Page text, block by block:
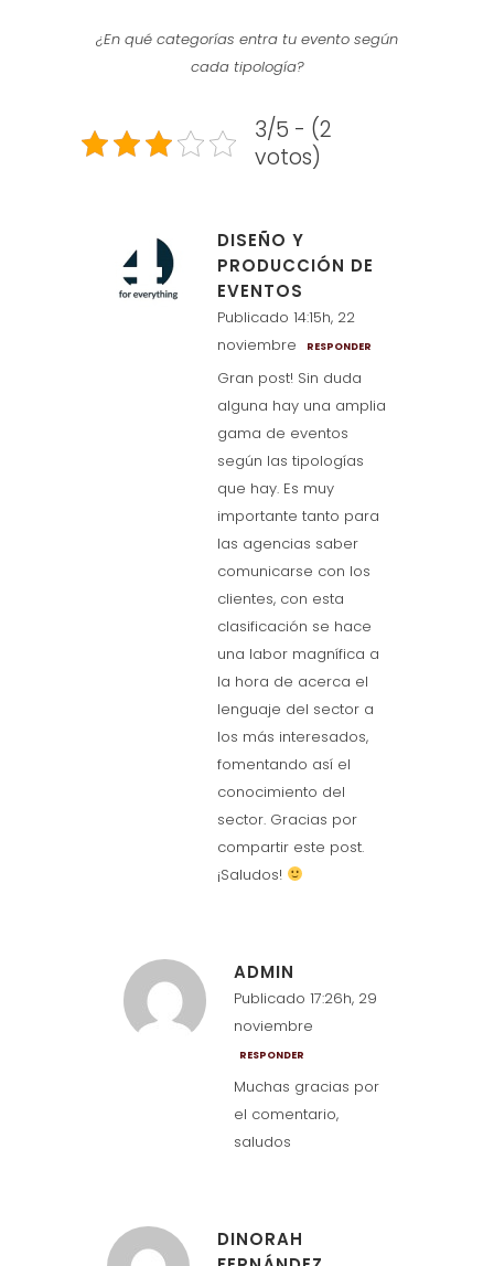
¿En qué categorías entra tu evento según
cada tipología?
3/5 - (2
votos)
DISEÑO Y
PRODUCCIÓN DE
EVENTOS
Publicado 14:15h, 22
noviembre
RESPONDER
Gran post! Sin duda
alguna hay una amplia
gama de eventos
según las tipologías
que hay. Es muy
importante tanto para
las agencias saber
comunicarse con los
clientes, con esta
clasificación se hace
una labor magnífica a
la hora de acerca el
lenguaje del sector a
los más interesados,
fomentando así el
conocimiento del
sector. Gracias por
compartir este post.
¡Saludos!
ADMIN
Publicado 17:26h, 29
noviembre
RESPONDER
Muchas gracias por
el comentario,
saludos
DINORAH